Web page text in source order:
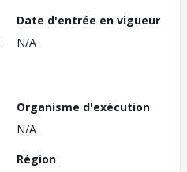
Date d'entrée en vigueur
N/A
Organisme d'exécution
N/A
Région